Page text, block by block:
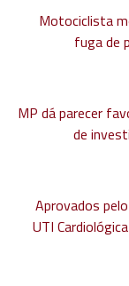
Motociclista
fuga de
MP dá parecer
de
Aprovados
UTI